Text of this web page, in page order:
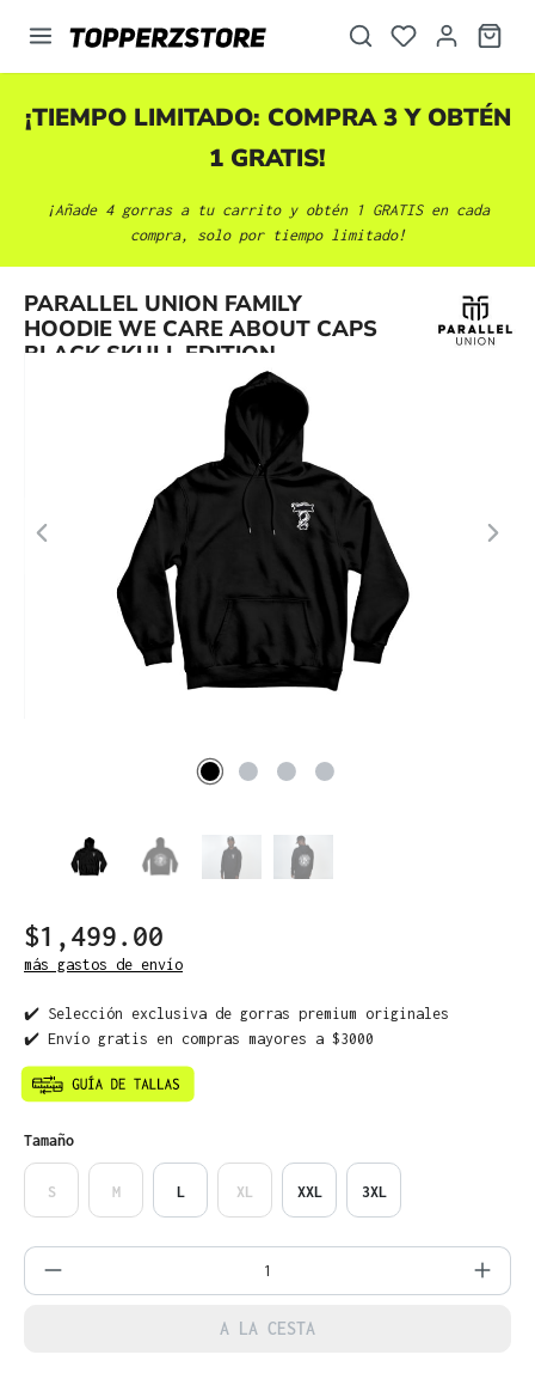
principal
¡TIEMPO LIMITADO: COMPRA 3 Y OBTÉN
1 GRATIS!
¡Añade 4 gorras a tu carrito y obtén 1 GRATIS en cada
compra, solo por tiempo limitado!
PARALLEL UNION FAMILY
HOODIE WE CARE ABOUT CAPS
BLACK SKULL EDITION
Omitir galería de imágenes
$1,499.00
más gastos de envío
✔️ Selección exclusiva de gorras premium originales
✔️ Envío gratis en compras mayores a $3000
Seleccione
Tamaño
S M L XL XXL 3XL
Cantidad del producto: introduce la
A LA CESTA